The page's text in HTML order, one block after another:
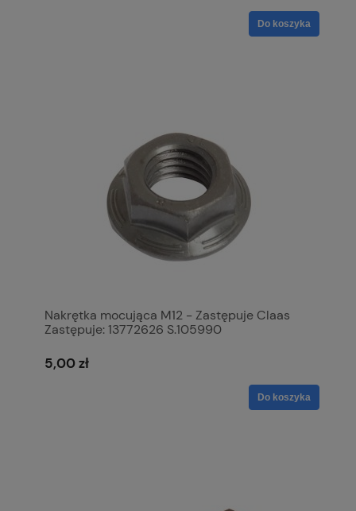
Do koszyka
Nakrętka mocująca M12 - Zastępuje Claas
Zastępuje: 13772626 S.105990
5,00 zł
Do koszyka